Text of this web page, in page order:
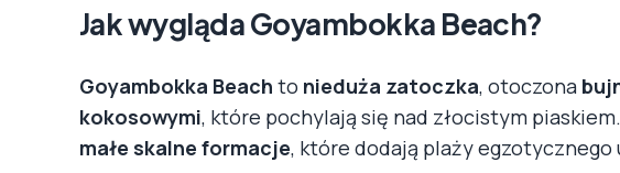
Jak wygląda Goyambokka Beach?
Goyambokka Beach to nieduża zatoczka, otoczona
kokosowymi, które pochylają się nad złocistym
małe skalne formacje, które dodają plaży egzotycznego